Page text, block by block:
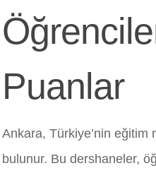
Puanlar
Ankara, Türkiye’nin eğitim
bulunur. Bu dershaneler,